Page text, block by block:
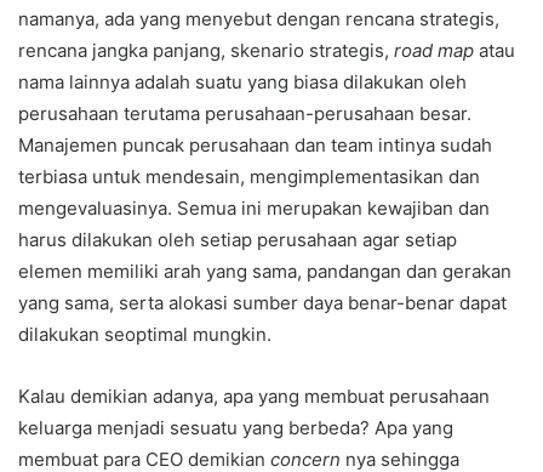
namanya, ada yang menyebut dengan rencana strategis,
rencana jangka panjang, skenario strategis, road map atau
nama lainnya adalah suatu yang biasa dilakukan oleh
perusahaan terutama perusahaan-perusahaan besar.
Manajemen puncak perusahaan dan team intinya sudah
terbiasa untuk mendesain, mengimplementasikan dan
mengevaluasinya. Semua ini merupakan kewajiban dan
harus dilakukan oleh setiap perusahaan agar setiap
elemen memiliki arah yang sama, pandangan dan gerakan
yang sama, serta alokasi sumber daya benar-benar dapat
dilakukan seoptimal mungkin.
Kalau demikian adanya, apa yang membuat perusahaan
keluarga menjadi sesuatu yang berbeda? Apa yang
membuat para CEO demikian concern nya sehingga